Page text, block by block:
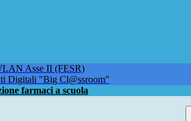
Asse II (FESR)
Digitali "Big Cl@ssroom"
farmaci a scuola